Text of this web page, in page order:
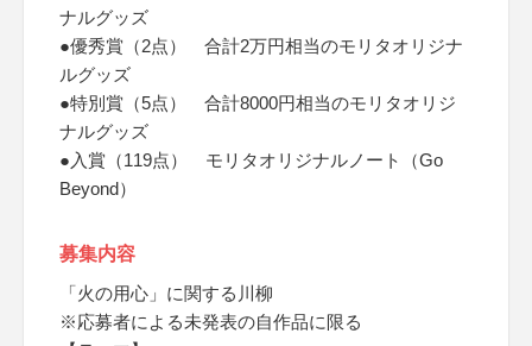
ナルグッズ
●優秀賞（2点） 合計2万円相当のモリタオリジナ
ルグッズ
●特別賞（5点） 合計8000円相当のモリタオリジ
ナルグッズ
●入賞（119点） モリタオリジナルノート（Go
Beyond）
募集内容
「火の用心」に関する川柳
※応募者による未発表の自作品に限る